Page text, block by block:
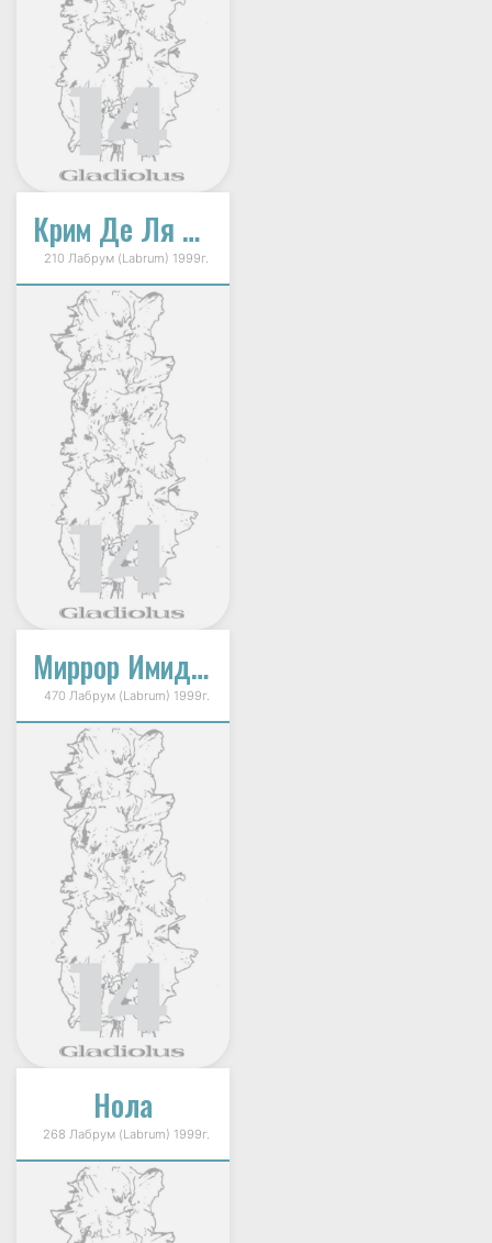
Крим Де Ля Крим (Crème De La Crème)
210 Лабрум (Labrum) 1999г.
Миррор Имидж (Mirror Image)
470 Лабрум (Labrum) 1999г.
Нола
268 Лабрум (Labrum) 1999г.